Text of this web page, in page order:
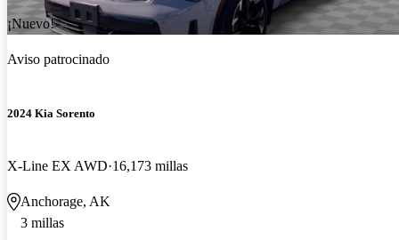
¡Nuevo!
Aviso patrocinado
2024 Kia Sorento
X-Line EX AWD 16,173 millas
Anchorage, AK
3 millas